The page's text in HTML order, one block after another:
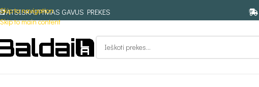
Skip to navigation
Skip to main content
ATSISKAITYMAS GAVUS PREKES